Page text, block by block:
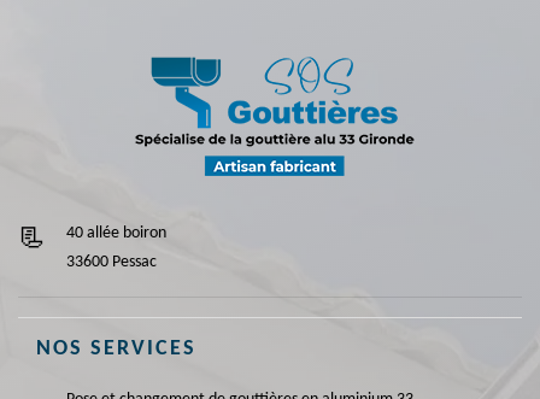
40 allée boiron
33600 Pessac
NOS SERVICES